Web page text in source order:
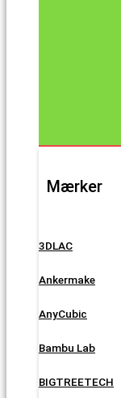
Mærker
3DLAC
Ankermake
AnyCubic
Bambu Lab
BIGTREETECH